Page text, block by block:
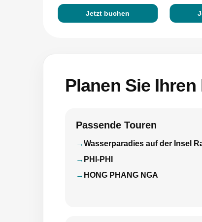
Jetzt buchen
Planen Sie
Passende Touren
Wasserparadies auf der Insel
PHI-PHI
HONG PHANG NGA